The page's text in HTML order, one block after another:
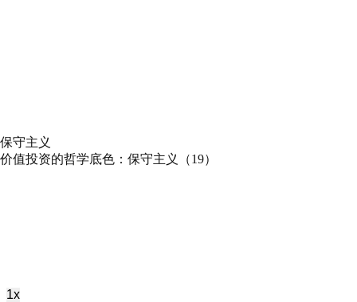
保守主义
价值投资的哲学底色：保守主义（19）
1x